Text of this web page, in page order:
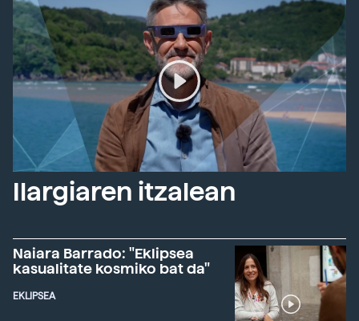
Ilargiaren itzalean
Naiara Barrado: "Eklipsea
kasualitate kosmiko bat da"
EKLIPSEA